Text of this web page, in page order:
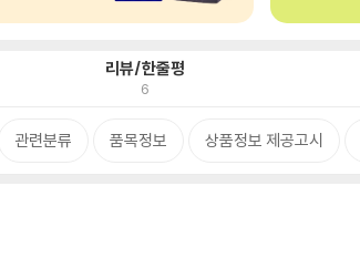
리뷰/한줄평
6
관련분류 품목정보 상품정보 제공고시